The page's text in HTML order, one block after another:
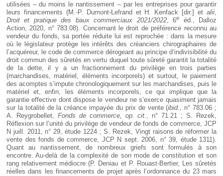
utilisées – du moins le nantissement – par les entreprises pour garantir
leurs financements (M.-P. Dumont-Lefrand et H. Kenfack [dir.] et alii
Droit et pratique des baux commerciaux 2021/2022, 6e
éd., Dalloz
Action, 2020, n° 783.08). Concernant le droit de préférence reconnu au
vendeur du fonds, sa portée réduite lui est reprochée : dans la mesure
où le législateur protège les intérêts des créanciers chirographaires de
l’acquéreur, le code de commerce dérogeant au principe d’indivisibilité du
droit commun des sûretés en vertu duquel toute sûreté garantit la totalité
de la dette, il y a un fractionnement du privilège en trois parties
(marchandises, matériel, éléments incorporels) et surtout, le paiement
des acomptes s’impute chronologiquement sur les marchandises, puis le
matériel et, enfin, les éléments incorporels, ce qui implique que la
garantie effective dont dispose le vendeur ne s’exerce quasiment jamais
sur la totalité de la créance impayée du prix de vente (ibid.
, n° 783.06 ;
A. Reygrobellet, Fonds de commerce, op. cit.
, n° 71.21 ; S. Rezek,
Réflexion sur l’unité du privilège de vendeur de fonds de commerce, JCP
N juill. 2011, n° 29, étude 1224 ; S. Rezek, Vingt raisons de réformer la
vente des fonds de commerce, JCP N sept. 2006, n° 39, étude 1311).
Quant au nantissement, de nombreux griefs sont formulés à son
encontre. Au-delà de la complexité de son mode de constitution et son
rang relativement médiocre (P. Deniau et P. Rouast-Bertier, Les sûretés
réelles dans les financements de projet après l’ordonnance du 23 mars